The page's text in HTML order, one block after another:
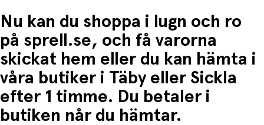
Nu kan du shoppa i lugn och ro
på sprell.se, och få varorna
skickat hem eller du kan hämta i
våra butiker i Täby eller Sickla
efter 1 timme. Du betaler i
butiken når du hämtar.